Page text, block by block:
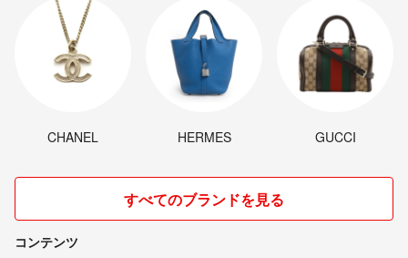
CHANEL HERMES GUCCI
すべてのブランドを見る
コンテンツ